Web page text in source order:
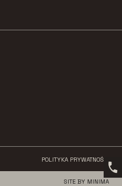
POLITYKA PRYWATNOŚCI
SITE BY MINIMA